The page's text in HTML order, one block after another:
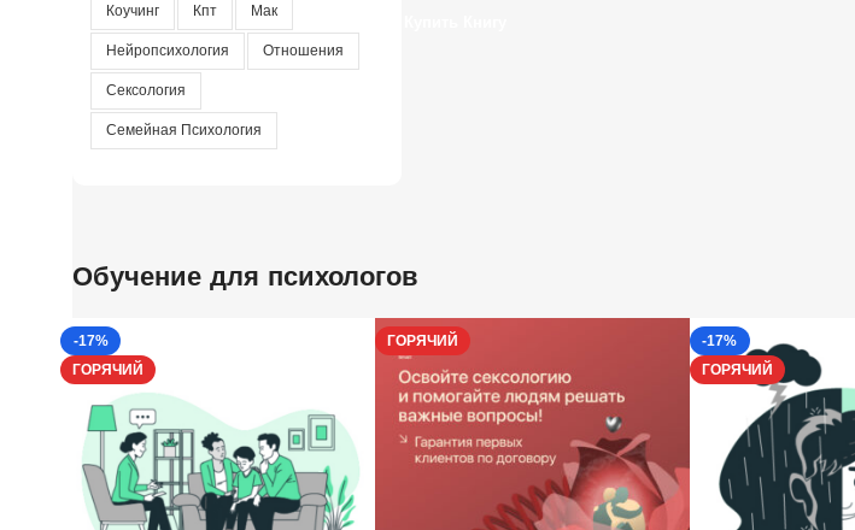
Коучинг Кпт Мак
Нейропсихология Отношения
Сексология
Семейная Психология
Обучение для психологов
-17%
ГОРЯЧИЙ
ГОРЯЧИЙ
-17%
ГОРЯЧИЙ